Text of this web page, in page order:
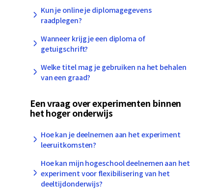
Kun je online je diplomagegevens
raadplegen?
Wanneer krijg je een diploma of
getuigschrift?
Welke titel mag je gebruiken na het behalen
van een graad?
Een vraag over experimenten binnen
het hoger onderwijs
Hoe kan je deelnemen aan het experiment
leeruitkomsten?
Hoe kan mijn hogeschool deelnemen aan het
experiment voor flexibilisering van het
deeltijdonderwijs?